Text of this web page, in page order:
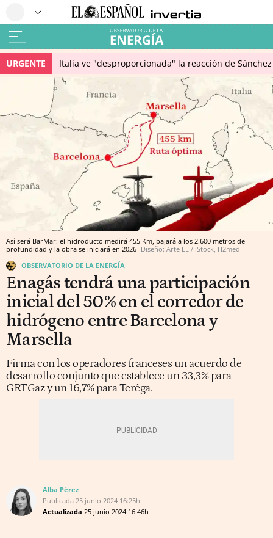
URGENTE Italia ve "desproporcionada" la reacción de
Así será BarMar: el hidroducto medirá 455 Km, bajará a los 2.600 metros de
profundidad y la obra se iniciará en 2026 Diseño: Arte EE / iStock, H2med
OBSERVATORIO DE LA ENERGÍA
Enagás tendrá una participación
inicial del 50% en el corredor de
hidrógeno entre Barcelona y
Marsella
Firma con los operadores franceses un acuerdo de
desarrollo conjunto que establece un 33,3% para
GRTGaz y un 16,7% para Teréga.
Alba Pérez
Publicada 25 junio 2024 16:25h
Actualizada 25 junio 2024 16:46h